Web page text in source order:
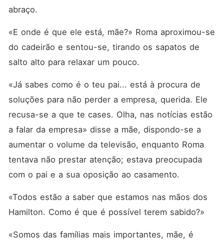
abraço.
«E onde é que ele está, mãe?» Roma aproximou-se
do cadeirão e sentou-se, tirando os sapatos de
salto alto para relaxar um pouco.
«Já sabes como é o teu pai... está à procura de
soluções para não perder a empresa, querida. Ele
recusa-se a que te cases. Olha, nas notícias estão
a falar da empresa» disse a mãe, dispondo-se a
aumentar o volume da televisão, enquanto Roma
tentava não prestar atenção; estava preocupada
com o pai e a sua oposição ao casamento.
«Todos estão a saber que estamos nas mãos dos
Hamilton. Como é que é possível terem sabido?»
«Somos das famílias mais importantes, mãe, é